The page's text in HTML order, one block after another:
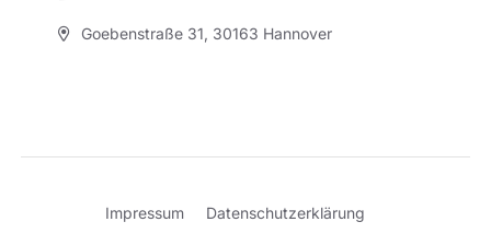
Goebenstraße 31, 30163 Hannover
Impressum Datenschutzerklärung